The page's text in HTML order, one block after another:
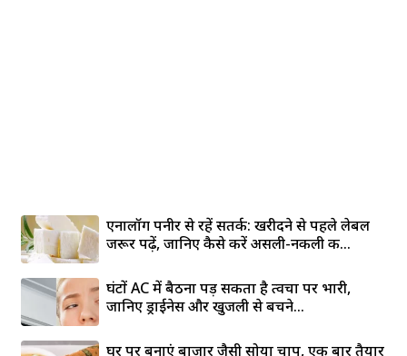
एनालॉग पनीर से रहें सतर्क: खरीदने से पहले लेबल
जरूर पढ़ें, जानिए कैसे करें असली-नकली की...
घंटों AC में बैठना पड़ सकता है त्वचा पर भारी,
जानिए ड्राईनेस और खुजली से बचने...
घर पर बनाएं बाजार जैसी सोया चाप, एक बार तैयार